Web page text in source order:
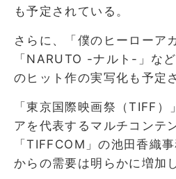
も予定されている。
さらに、「僕のヒーローア
「NARUTO -ナルト-」な
のヒット作の実写化も予定
「東京国際映画祭（TIFF
アを代表するマルチコンテ
「TIFFCOM」の池田香織
からの需要は明らかに増加